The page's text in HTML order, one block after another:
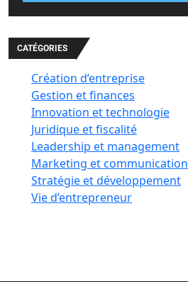
CATÉGORIES
Création d’entreprise
Gestion et finances
Innovation et technologie
Juridique et fiscalité
Leadership et management
Marketing et communication
Stratégie et développement
Vie d’entrepreneur